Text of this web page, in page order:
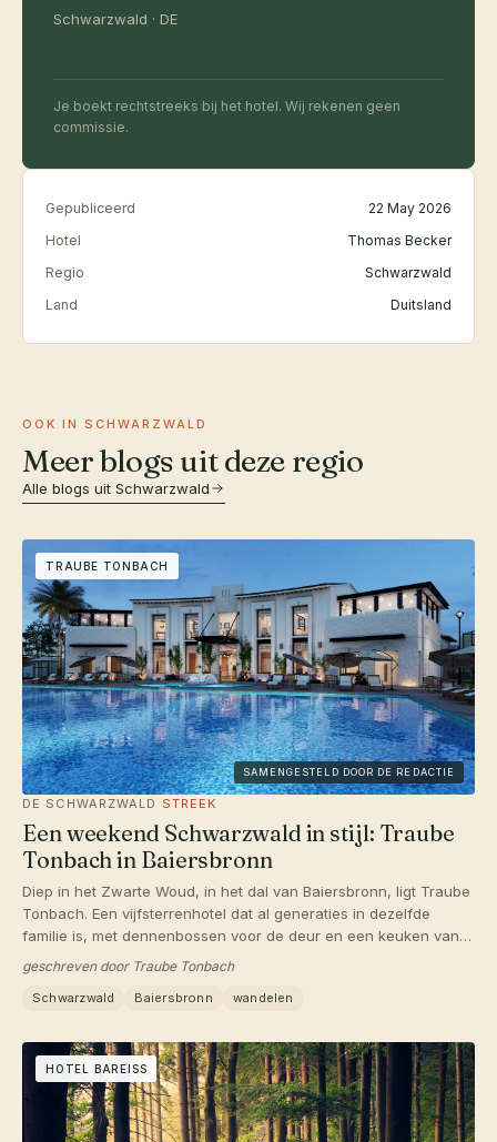
Schwarzwald · DE
Je boekt rechtstreeks bij het hotel. Wij rekenen geen
commissie.
Gepubliceerd
22 May 2026
Hotel
Thomas Becker
Regio
Schwarzwald
Land
Duitsland
OOK IN SCHWARZWALD
Meer blogs uit deze regio
Alle blogs uit Schwarzwald
TRAUBE TONBACH
SAMENGESTELD DOOR DE REDACTIE
DE · SCHWARZWALD · STREEK
Een weekend Schwarzwald in stijl: Traube
Tonbach in Baiersbronn
Diep in het Zwarte Woud, in het dal van Baiersbronn, ligt Traube
Tonbach. Een vijfsterrenhotel dat al generaties in dezelfde
familie is, met dennenbossen voor de deur en een keuken van
wereldklasse. Wandelen, wellness en lang tafelen.
geschreven door Traube Tonbach
Schwarzwald Baiersbronn wandelen
HOTEL BAREISS